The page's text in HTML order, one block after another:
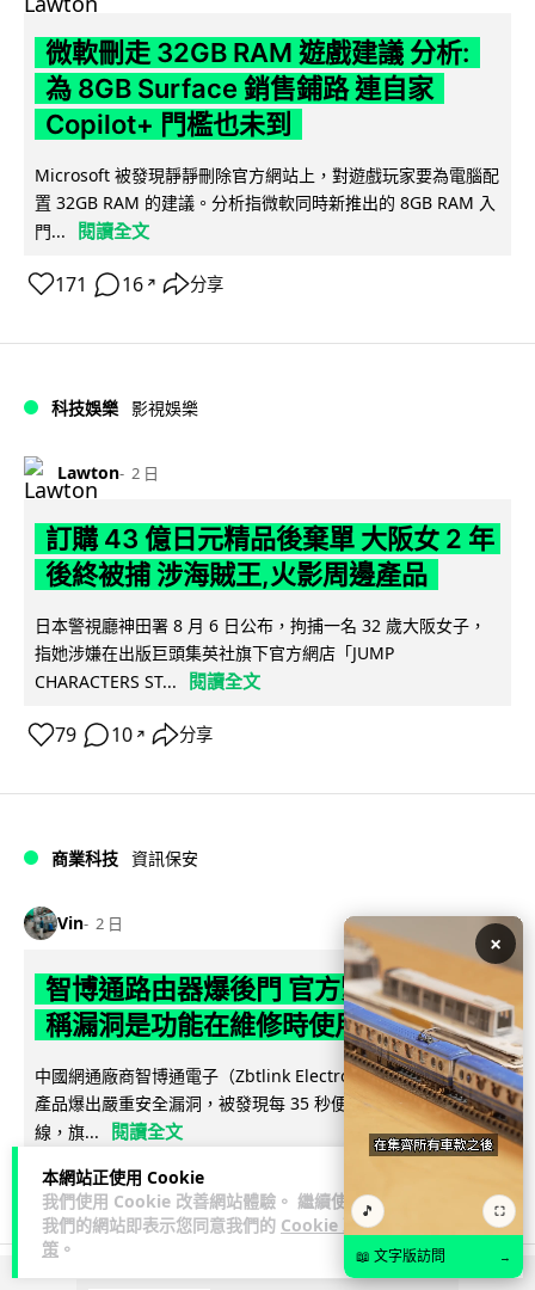
本網站正使用 Cookie
我們使用 Cookie 改善網站體驗。 繼續使用
我們的網站即表示您同意我們的 Cookie 政
策 。
微軟刪走 32GB RAM 遊戲建議 分析:
為 8GB Surface 銷售鋪路 連自家
Copilot+ 門檻也未到
Microsoft 被發現靜靜刪除官方網站上，對遊戲玩家要為電腦配
置 32GB RAM 的建議。分析指微軟同時新推出的 8GB RAM 入
門...
閱讀全文
171 16 ↗ 分享
科技娛樂 影視娛樂
Lawton 2 日
訂購 43 億日元精品後棄單 大阪女 2 年
後終被捕 涉海賊王,火影周邊產品
日本警視廳神田署 8 月 6 日公布，拘捕一名 32 歲大阪女子，
指她涉嫌在出版巨頭集英社旗下官方網店「JUMP
CHARACTERS ST...
閱讀全文
79 10 ↗ 分享
商業科技 資訊保安
Vin 2 日
智博通路由器爆後門 官方緊急下架止血
稱漏洞是功能在維修時使用
中國網通廠商智博通電子（Zbtlink Electronics）旗下的路由器
產品爆出嚴重安全漏洞，被發現每 35 秒便會與中國伺服器連
線，旗...
閱讀全文
382 86 ↗ 分享
×
🎵 ⛶
📖 文字版訪問 →